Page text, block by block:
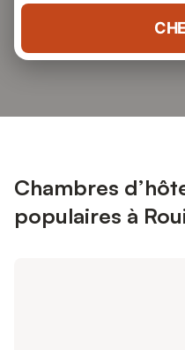
Chambres
populaires à